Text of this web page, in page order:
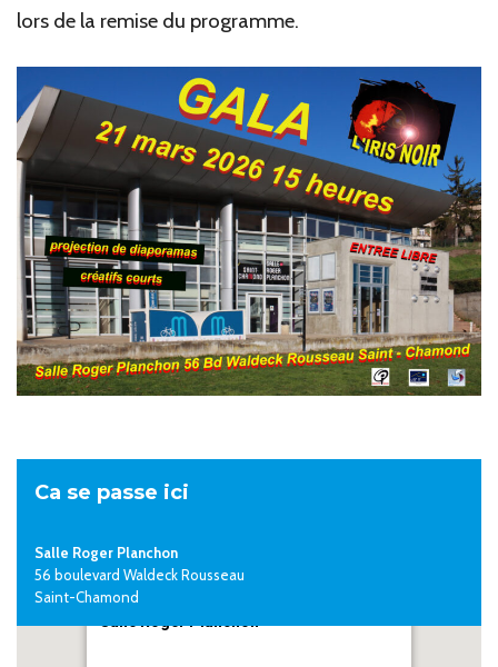
lors de la remise du programme.
Ca se passe ici
Salle Roger Planchon
56 boulevard Waldeck Rousseau
Saint-Chamond